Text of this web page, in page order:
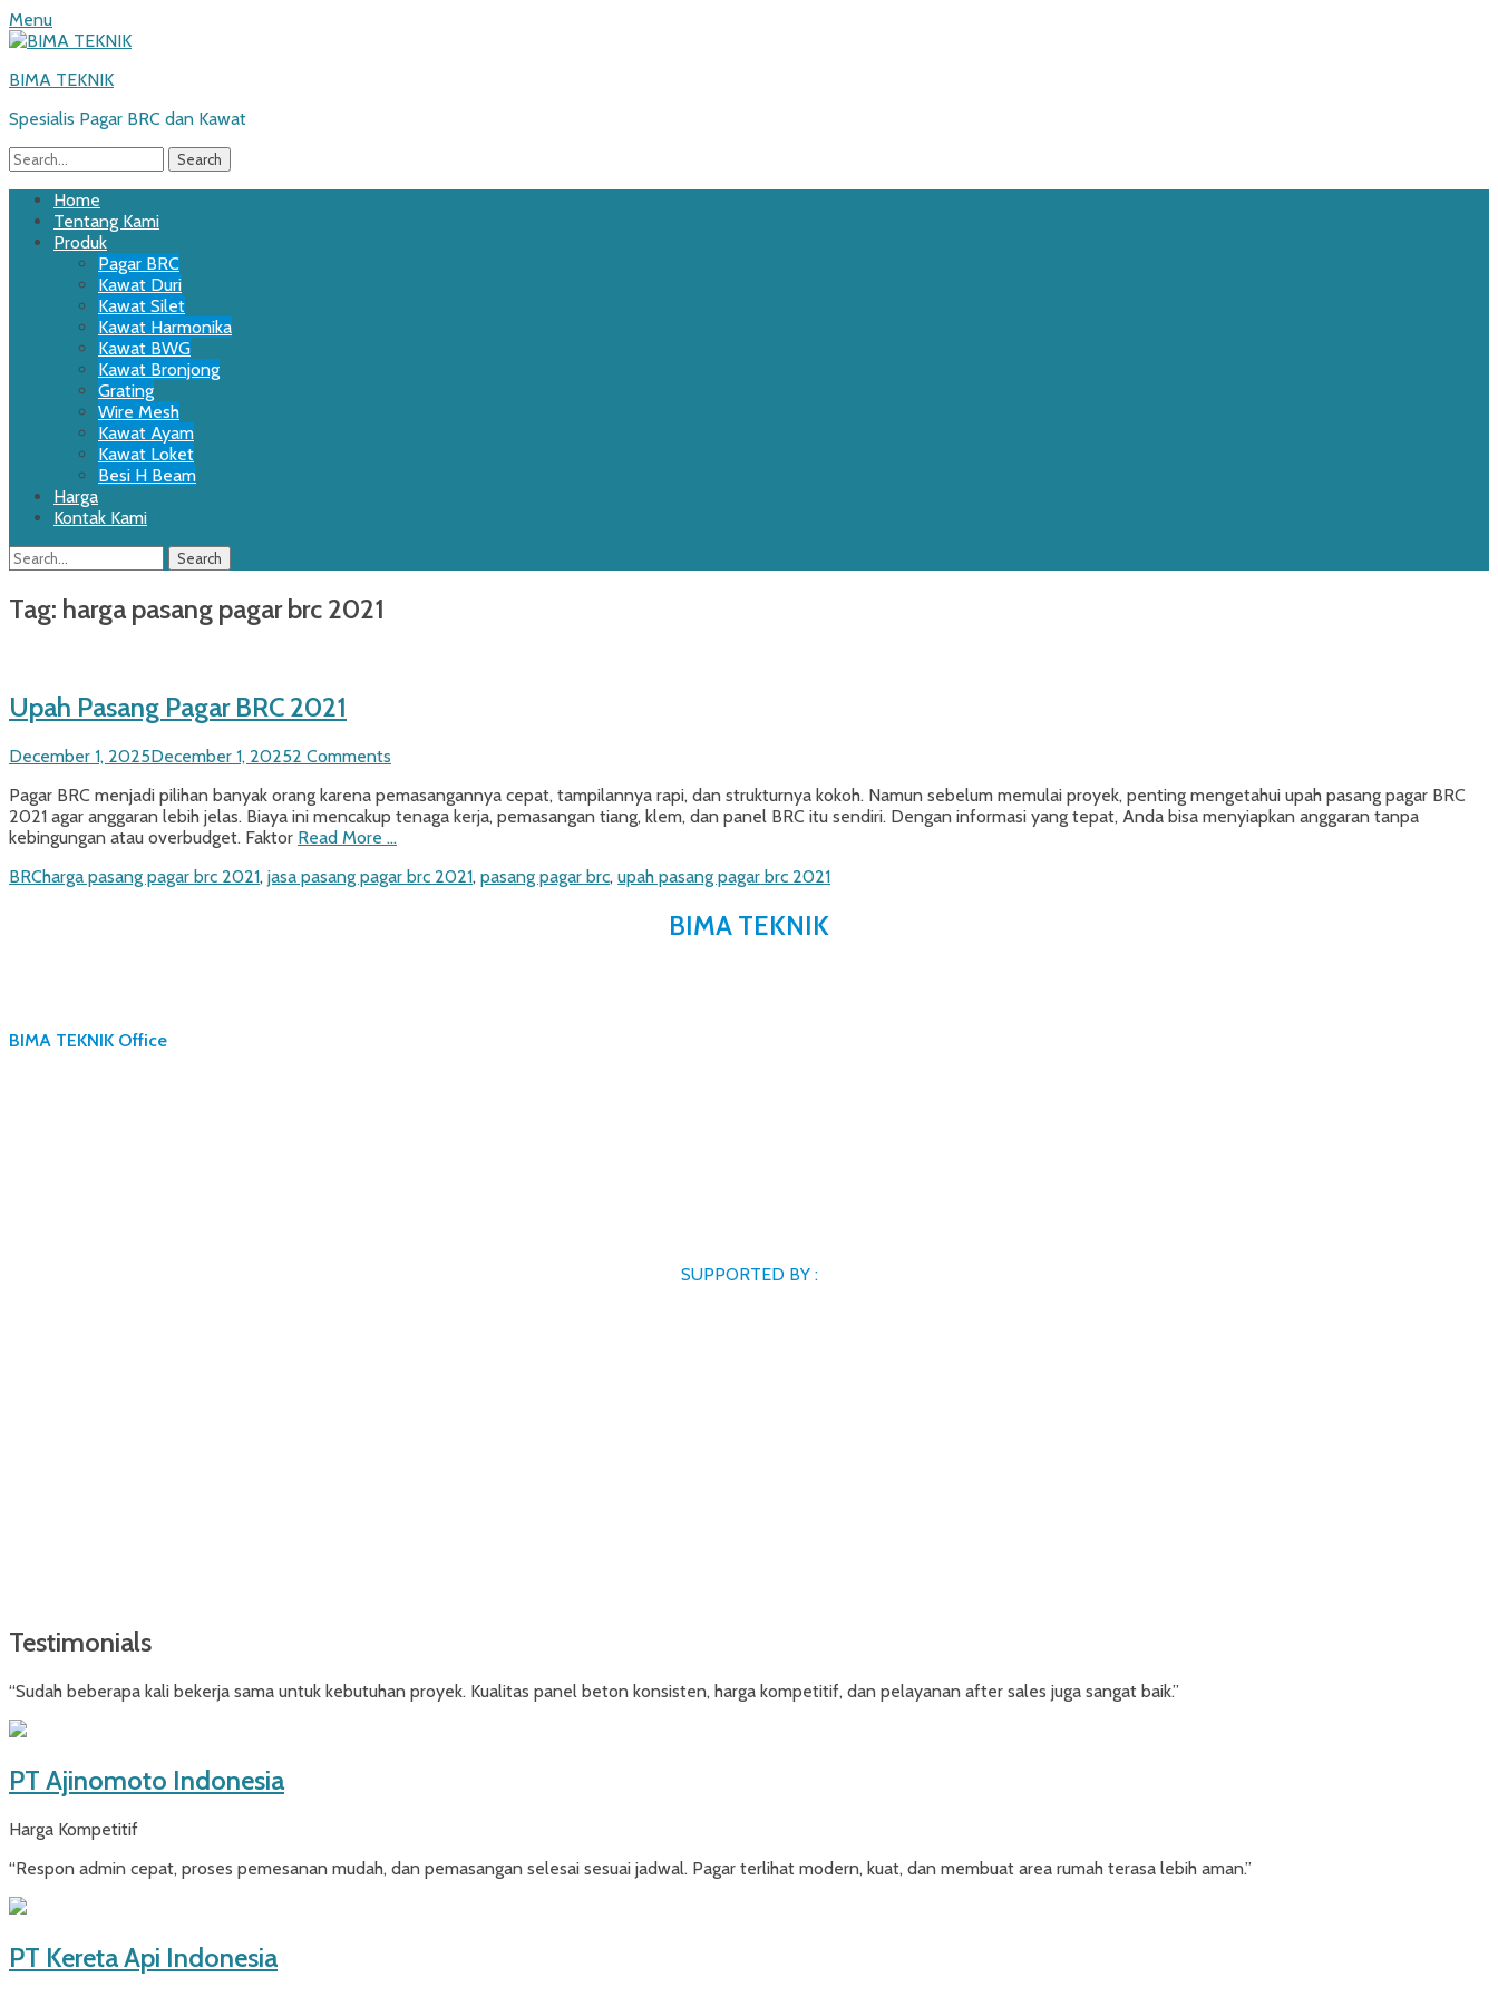
Menu
BIMA TEKNIK
Spesialis Pagar BRC dan Kawat
Search
for:
Primary
Menu
Skip
content
Home
Tentang Kami
Produk
Pagar BRC
Kawat Duri
Kawat Silet
Kawat Harmonika
Kawat BWG
Kawat Bronjong
Grating
Wire Mesh
Kawat Ayam
Kawat Loket
Besi H Beam
Harga
Kontak Kami
Search
Search
for:
Tag: harga pasang pagar brc 2021
Upah Pasang Pagar BRC 2021
Posted
December 1, 2025December 1, 20252 Comments
Pagar BRC menjadi pilihan banyak orang karena pemasangannya cepat, tampilannya rapi, dan strukturnya kokoh. Namun sebelum memulai proyek, penting mengetahui upah pasang pagar BRC
2021 agar anggaran lebih jelas. Biaya ini mencakup tenaga kerja, pemasangan tiang, klem, dan panel BRC itu sendiri. Dengan informasi yang tepat, Anda bisa menyiapkan anggaran tanpa
kebingungan atau overbudget. Faktor Read More …
Categories
BRCTags
harga pasang pagar brc 2021, jasa pasang pagar brc 2021, pasang pagar brc, upah pasang pagar brc 2021
BIMA TEKNIK
BIMA TEKNIK Office
SUPPORTED BY :
Testimonials
“Sudah beberapa kali bekerja sama untuk kebutuhan proyek. Kualitas panel beton konsisten, harga kompetitif, dan pelayanan after sales juga sangat baik.”
PT Ajinomoto Indonesia
Harga Kompetitif
“Respon admin cepat, proses pemesanan mudah, dan pemasangan selesai sesuai jadwal. Pagar terlihat modern, kuat, dan membuat area rumah terasa lebih aman.”
PT Kereta Api Indonesia